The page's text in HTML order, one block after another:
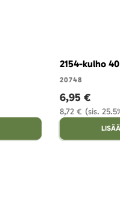
2154-kulho
20748
(sis.
8,72 €
6,95 €